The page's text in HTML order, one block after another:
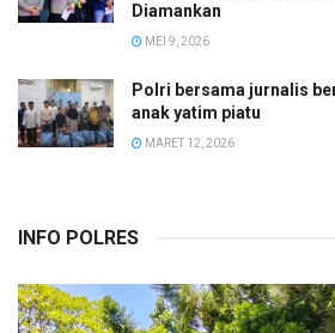
Diamankan
MEI 9, 2026
Polri bersama jurnalis
anak yatim piatu
MARET 12, 2026
INFO POLRES